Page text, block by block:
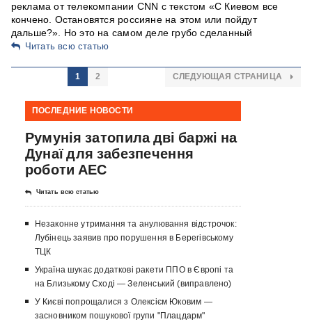
реклама от телекомпании CNN с текстом «С Киевом все
кончено. Остановятся россияне на этом или пойдут
дальше?». Но это на самом деле грубо сделанный
Читать всю статью
1 2 СЛЕДУЮЩАЯ СТРАНИЦА
ПОСЛЕДНИЕ НОВОСТИ
Румунія затопила дві баржі на
Дунаї для забезпечення
роботи АЕС
Читать всю статью
Незаконне утримання та анулювання відстрочок:
Лубінець заявив про порушення в Берегівському
ТЦК
Україна шукає додаткові ракети ППО в Європі та
на Близькому Сході — Зеленський (виправлено)
У Києві попрощалися з Олексієм Юковим —
засновником пошукової групи "Плацдарм"